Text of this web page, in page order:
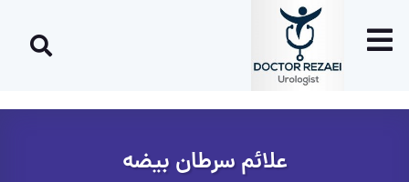
علائم سرطان بیضه